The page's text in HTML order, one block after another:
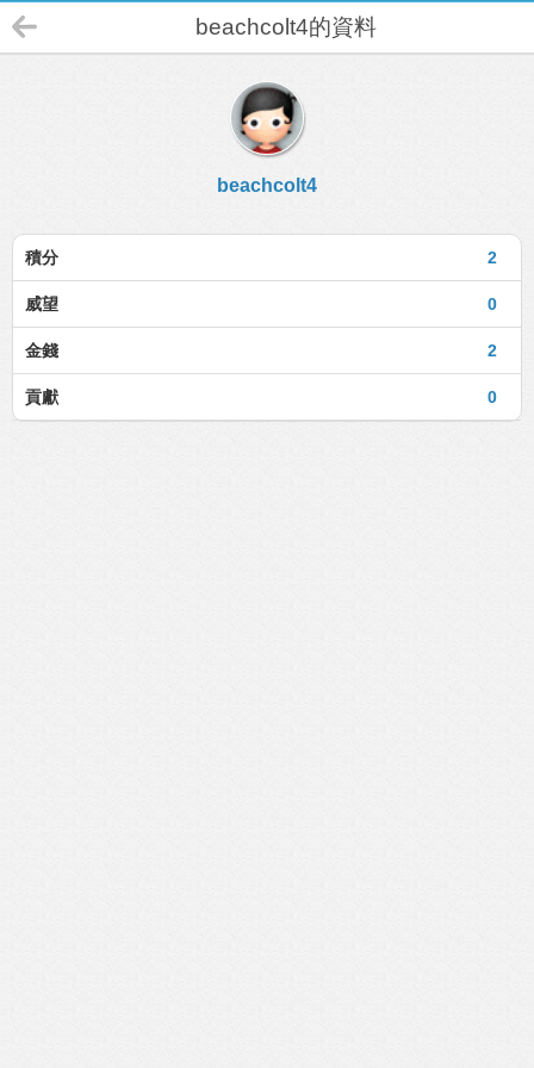
beachcolt4的資料
beachcolt4
2
積分
0
威望
2
金錢
0
貢獻